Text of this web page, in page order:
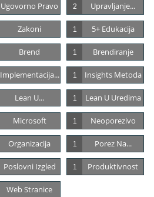
Ugovorno Pravo Upravljanje...
2
Zakoni 5+ Edukacija
1
Brend Brendiranje
1
Implementacija... Insights Metoda
1
Lean U... Lean U Uredima
1
Microsoft Neoporezivo
1
Organizacija Porez Na...
1
Poslovni Izgled Produktivnost
1
Web Stranice